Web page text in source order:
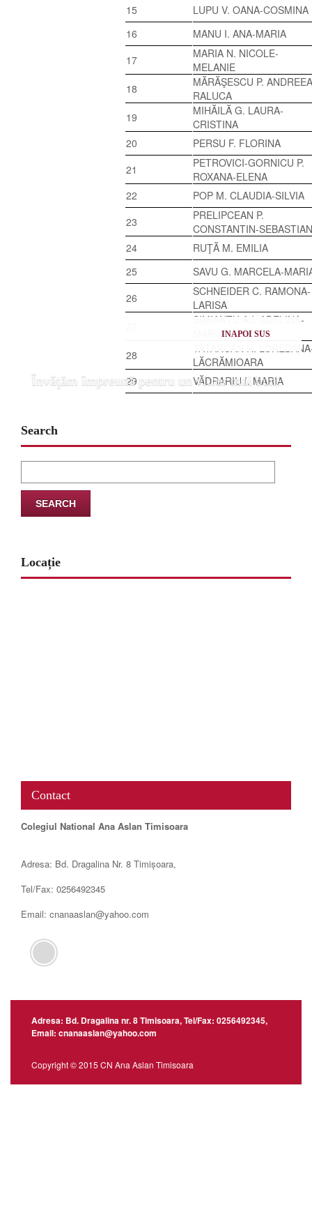
15
LUPU V. OANA-COSMINA
16
MANU I. ANA-MARIA
17
MARIA N. NICOLE-
MELANIE
18
MĂRĂŞESCU P.
RALUCA
19
MIHĂILĂ G. LAURA-
CRISTINA
20
PERSU F. FLORINA
21
PETROVICI-GORNICU P.
ROXANA-ELENA
22
POP M. CLAUDIA-SILVIA
23
PRELIPCEAN P.
CONSTANTIN-SEBASTIAN
24
RUŢĂ M. EMILIA
25
SAVU G. MARCELA-
26
SCHNEIDER C. RAMONA-
LARISA
SIMIANŢU A.I. ADELINA-
MARIANA
28
TĂTĂRCAN R.
LĂCRĂMIOARA
29
VĂDRARIU I. MARIA
INAPOI SUS
Învăţăm împreună pentru un viitor mai bun!
Search
for:
Locație
Contact
Colegiul National Ana Aslan Timisoara
Adresa: Bd. Dragalina Nr. 8 Timișoara,
Tel/Fax: 0256492345
Email: cnanaaslan@yahoo.com
Adresa: Bd. Dragalina nr. 8 Timisoara, Tel/Fax: 0256492345,
Email: cnanaaslan@yahoo.com
Copyright © 2015 CN Ana Aslan Timisoara